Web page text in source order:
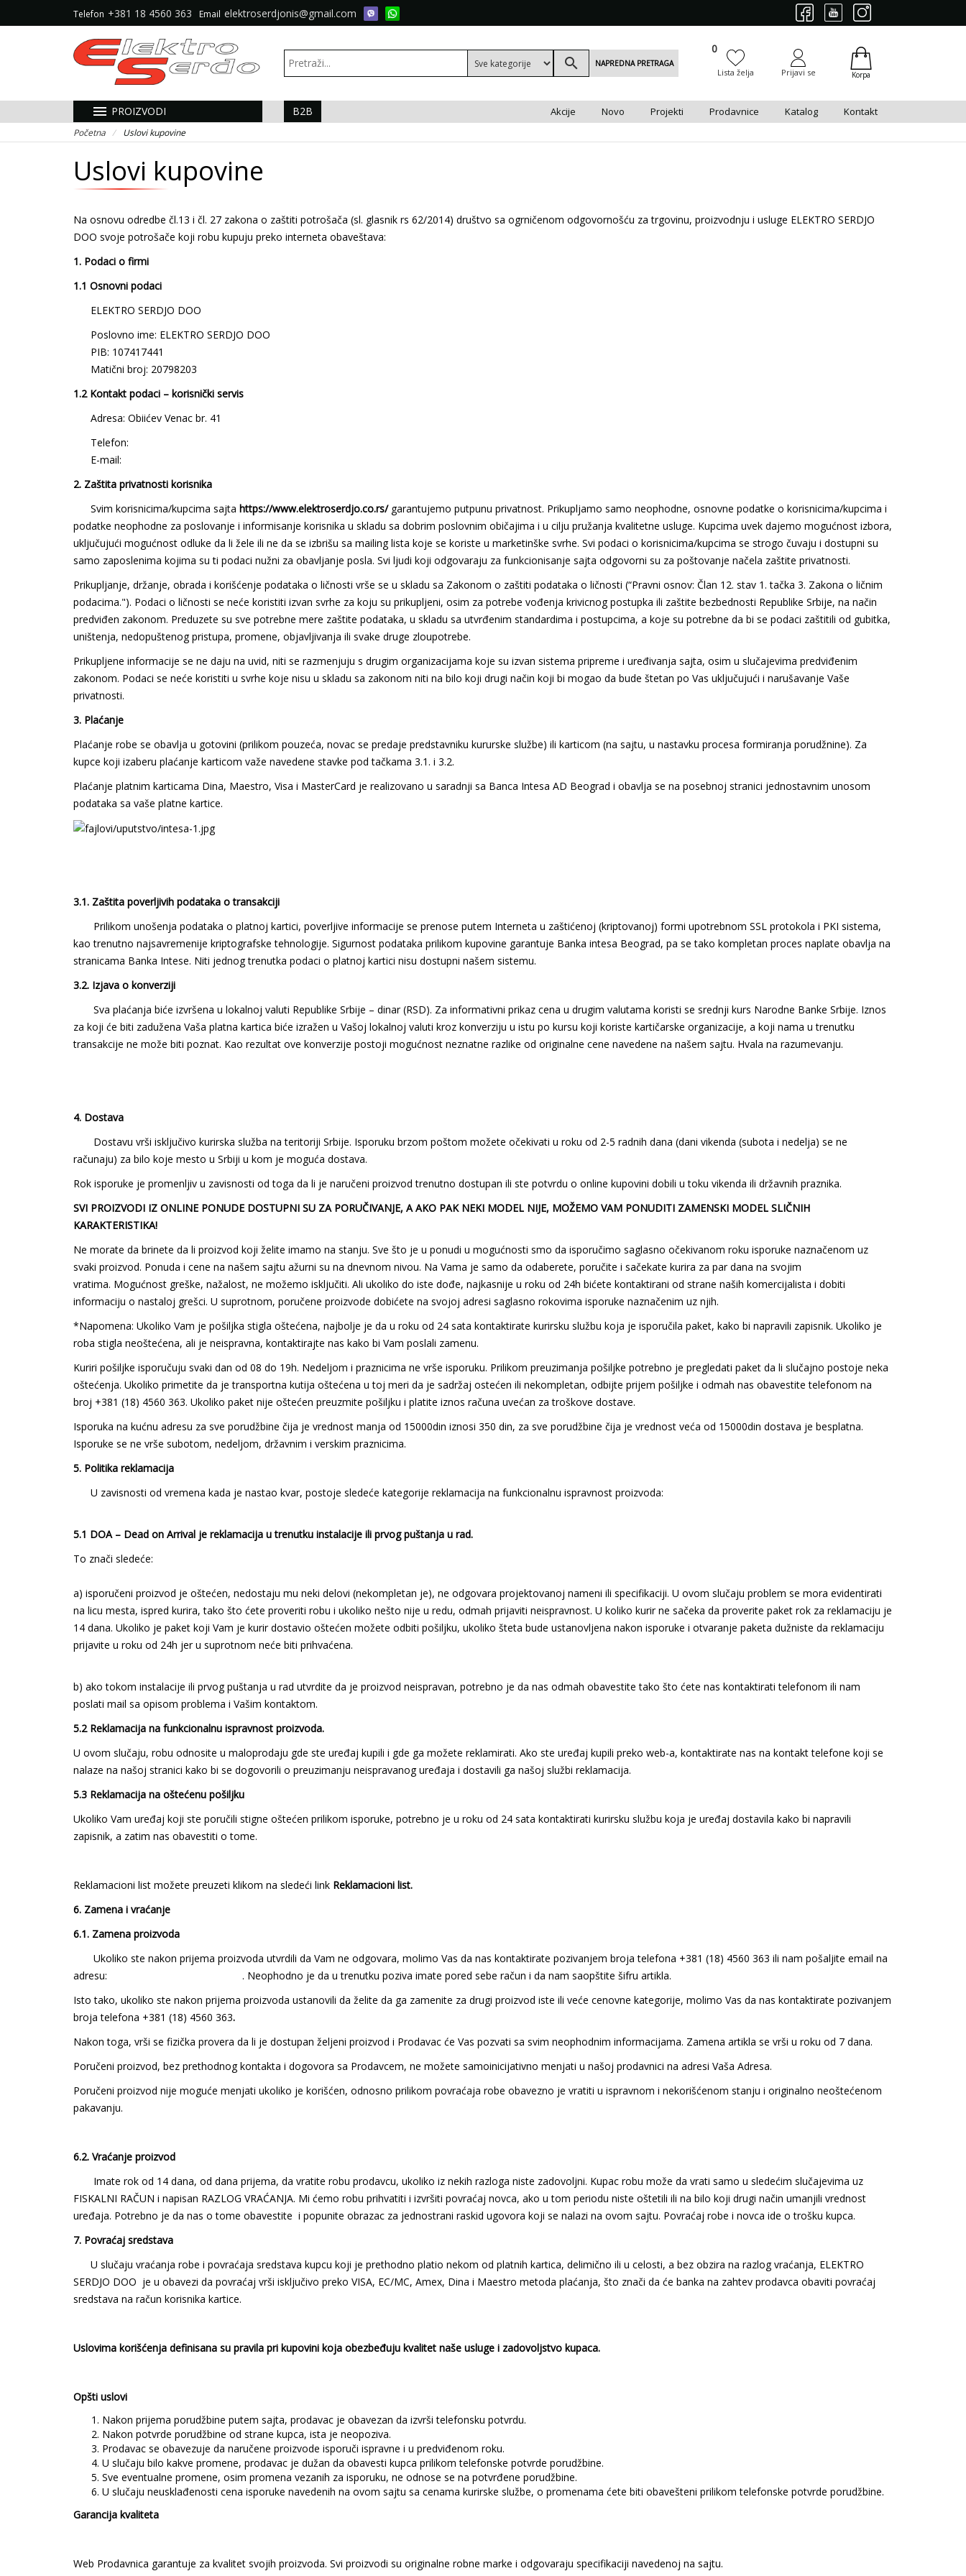
Telefon +381 18 4560 363 Email elektroserdjonis@gmail.com
search NAPREDNA PRETRAGA
0
Lista želja Prijavi se Korpa
menu PROIZVODI B2B Akcije Novo Projekti Prodavnice Katalog Kontakt
Početna Uslovi kupovine
Uslovi kupovine
Na osnovu odredbe čl.13 i čl. 27 zakona o zaštiti potrošača (sl. glasnik rs 62/2014) društvo sa ogrničenom odgovornošću za trgovinu, proizvodnju i usluge ELEKTRO SERDJO
DOO svoje potrošače koji robu kupuju preko interneta obaveštava:
1. Podaci o firmi
1.1 Osnovni podaci
ELEKTRO SERDJO DOO
Poslovno ime: ELEKTRO SERDJO DOO
PIB: 107417441
Matični broj: 20798203
1.2 Kontakt podaci – korisnički servis
Adresa: Obiićev Venac br. 41
Telefon:
E-mail:
2. Zaštita privatnosti korisnika
Svim korisnicima/kupcima sajta https://www.elektroserdjo.co.rs/garantujemo putpunu privatnost. Prikupljamo samo neophodne, osnovne podatke o korisnicima/kupcima i
podatke neophodne za poslovanje i informisanje korisnika u skladu sa dobrim poslovnim običajima i u cilju pružanja kvalitetne usluge. Kupcima uvek dajemo mogućnost izbora,
uključujući mogućnost odluke da li žele ili ne da se izbrišu sa mailing lista koje se koriste u marketinške svrhe. Svi podaci o korisnicima/kupcima se strogo čuvaju i dostupni su
samo zaposlenima kojima su ti podaci nužni za obavljanje posla. Svi ljudi koji odgovaraju za funkcionisanje sajta odgovorni su za poštovanje načela zaštite privatnosti.
Prikupljanje, držanje, obrada i korišćenje podataka o ličnosti vrše se u skladu sa Zakonom o zaštiti podataka o ličnosti (“Pravni osnov: Član 12. stav 1. tačka 3. Zakona o ličnim
podacima."). Podaci o ličnosti se neće koristiti izvan svrhe za koju su prikupljeni, osim za potrebe vođenja krivicnog postupka ili zaštite bezbednosti Republike Srbije, na način
predviđen zakonom. Preduzete su sve potrebne mere zaštite podataka, u skladu sa utvrđenim standardima i postupcima, a koje su potrebne da bi se podaci zaštitili od gubitka,
uništenja, nedopuštenog pristupa, promene, objavljivanja ili svake druge zloupotrebe.
Prikupljene informacije se ne daju na uvid, niti se razmenjuju s drugim organizacijama koje su izvan sistema pripreme i uređivanja sajta, osim u slučajevima predviđenim
zakonom. Podaci se neće koristiti u svrhe koje nisu u skladu sa zakonom niti na bilo koji drugi način koji bi mogao da bude štetan po Vas uključujući i narušavanje Vaše
privatnosti.
3. Plaćanje
Plaćanje robe se obavlja u gotovini (prilikom pouzeća, novac se predaje predstavniku kururske službe) ili karticom (na sajtu, u nastavku procesa formiranja porudžnine). Za
kupce koji izaberu plaćanje karticom važe navedene stavke pod tačkama 3.1. i 3.2.
Plaćanje platnim karticama Dina, Maestro, Visa i MasterCard je realizovano u saradnji sa Banca Intesa AD Beograd i obavlja se na posebnoj stranici jednostavnim unosom
podataka sa vaše platne kartice.
3.1. Zaštita poverljivih podataka o transakciji
Prilikom unošenja podataka o platnoj kartici, poverljive informacije se prenose putem Interneta u zaštićenoj (kriptovanoj) formi upotrebnom SSL protokola i PKI sistema,
kao trenutno najsavremenije kriptografske tehnologije. Sigurnost podataka prilikom kupovine garantuje Banka intesa Beograd, pa se tako kompletan proces naplate obavlja na
stranicama Banka Intese. Niti jednog trenutka podaci o platnoj kartici nisu dostupni našem sistemu.
3.2. Izjava o konverziji
Sva plaćanja biće izvršena u lokalnoj valuti Republike Srbije – dinar (RSD). Za informativni prikaz cena u drugim valutama koristi se srednji kurs Narodne Banke Srbije. Iznos
za koji će biti zadužena Vaša platna kartica biće izražen u Vašoj lokalnoj valuti kroz konverziju u istu po kursu koji koriste kartičarske organizacije, a koji nama u trenutku
transakcije ne može biti poznat. Kao rezultat ove konverzije postoji mogućnost neznatne razlike od originalne cene navedene na našem sajtu. Hvala na razumevanju.
4. Dostava
Dostavu vrši isključivo kurirska služba na teritoriji Srbije. Isporuku brzom poštom možete očekivati u roku od 2-5 radnih dana (dani vikenda (subota i nedelja) se ne
računaju) za bilo koje mesto u Srbiji u kom je moguća dostava.
Rok isporuke je promenljiv u zavisnosti od toga da li je naručeni proizvod trenutno dostupan ili ste potvrdu o online kupovini dobili u toku vikenda ili državnih praznika.
SVI PROIZVODI IZ ONLINE PONUDE DOSTUPNI SU ZA PORUČIVANJE, A AKO PAK NEKI MODEL NIJE, MOŽEMO VAM PONUDITI ZAMENSKI MODEL SLIČNIH
KARAKTERISTIKA!
Ne morate da brinete da li proizvod koji želite imamo na stanju. Sve što je u ponudi u mogućnosti smo da isporučimo saglasno očekivanom roku isporuke naznačenom uz
svaki proizvod. Ponuda i cene na našem sajtu ažurni su na dnevnom nivou. Na Vama je samo da odaberete, poručite i sačekate kurira za par dana na svojim
vratima. Mogućnost greške, nažalost, ne možemo isključiti. Ali ukoliko do iste dođe, najkasnije u roku od 24h bićete kontaktirani od strane naših komercijalista i dobiti
informaciju o nastaloj grešci. U suprotnom, poručene proizvode dobićete na svojoj adresi saglasno rokovima isporuke naznačenim uz njih.
*Napomena: Ukoliko Vam je pošiljka stigla oštećena, najbolje je da u roku od 24 sata kontaktirate kurirsku službu koja je isporučila paket, kako bi napravili zapisnik. Ukoliko je
roba stigla neoštećena, ali je neispravna, kontaktirajte nas kako bi Vam poslali zamenu.
Kuriri pošiljke isporučuju svaki dan od 08 do 19h. Nedeljom i praznicima ne vrše isporuku. Prilikom preuzimanja pošiljke potrebno je pregledati paket da li slučajno postoje neka
oštećenja. Ukoliko primetite da je transportna kutija oštećena u toj meri da je sadržaj ostećen ili nekompletan, odbijte prijem pošiljke i odmah nas obavestite telefonom na
broj +381 (18) 4560 363. Ukoliko paket nije oštećen preuzmite pošiljku i platite iznos računa uvećan za troškove dostave.
Isporuka na kućnu adresu za sve porudžbine čija je vrednost manja od 15000din iznosi 350 din, za sve porudžbine čija je vrednost veća od 15000din dostava je besplatna.
Isporuke se ne vrše subotom, nedeljom, državnim i verskim praznicima.
5. Politika reklamacija
U zavisnosti od vremena kada je nastao kvar, postoje sledeće kategorije reklamacija na funkcionalnu ispravnost proizvoda:
5.1 DOA – Dead on Arrival je reklamacija u trenutku instalacije ili prvog puštanja u rad.
To znači sledeće:
a) isporučeni proizvod je oštećen, nedostaju mu neki delovi (nekompletan je), ne odgovara projektovanoj nameni ili specifikaciji. U ovom slučaju problem se mora evidentirati
na licu mesta, ispred kurira, tako što ćete proveriti robu i ukoliko nešto nije u redu, odmah prijaviti neispravnost. U koliko kurir ne sačeka da proverite paket rok za reklamaciju je
14 dana. Ukoliko je paket koji Vam je kurir dostavio oštećen možete odbiti pošiljku, ukoliko šteta bude ustanovljena nakon isporuke i otvaranje paketa dužniste da reklamaciju
prijavite u roku od 24h jer u suprotnom neće biti prihvaćena.
b) ako tokom instalacije ili prvog puštanja u rad utvrdite da je proizvod neispravan, potrebno je da nas odmah obavestite tako što ćete nas kontaktirati telefonom ili nam
poslati mail sa opisom problema i Vašim kontaktom.
5.2 Reklamacija na funkcionalnu ispravnost proizvoda.
U ovom slučaju, robu odnosite u maloprodaju gde ste uređaj kupili i gde ga možete reklamirati. Ako ste uređaj kupili preko web-a, kontaktirate nas na kontakt telefone koji se
nalaze na našoj stranici kako bi se dogovorili o preuzimanju neispravanog uređaja i dostavili ga našoj službi reklamacija.
5.3 Reklamacija na oštećenu pošiljku
Ukoliko Vam uređaj koji ste poručili stigne oštećen prilikom isporuke, potrebno je u roku od 24 sata kontaktirati kurirsku službu koja je uređaj dostavila kako bi napravili
zapisnik, a zatim nas obavestiti o tome.
Reklamacioni list možete preuzeti klikom na sledeći link Reklamacioni list.
6. Zamena i vraćanje
6.1. Zamena proizvoda
Ukoliko ste nakon prijema proizvoda utvrdili da Vam ne odgovara, molimo Vas da nas kontaktirate pozivanjem broja telefona +381 (18) 4560 363 ili nam pošaljite email na
adresu:
. Neophodno je da u trenutku poziva imate pored sebe račun i da nam saopštite šifru artikla.
Isto tako, ukoliko ste nakon prijema proizvoda ustanovili da želite da ga zamenite za drugi proizvod iste ili veće cenovne kategorije, molimo Vas da nas kontaktirate pozivanjem
broja telefona +381 (18) 4560 363.
Nakon toga, vrši se fizička provera da li je dostupan željeni proizvod i Prodavac će Vas pozvati sa svim neophodnim informacijama. Zamena artikla se vrši u roku od 7 dana.
Poručeni proizvod, bez prethodnog kontakta i dogovora sa Prodavcem, ne možete samoinicijativno menjati u našoj prodavnici na adresi Vaša Adresa.
Poručeni proizvod nije moguće menjati ukoliko je korišćen, odnosno prilikom povraćaja robe obavezno je vratiti u ispravnom i nekorišćenom stanju i originalno neoštećenom
pakavanju.
6.2. Vraćanje proizvod
Imate rok od 14 dana, od dana prijema, da vratite robu prodavcu, ukoliko iz nekih razloga niste zadovoljni. Kupac robu može da vrati samo u sledećim slučajevima uz
FISKALNI RAČUN i napisan RAZLOG VRAĆANJA. Mi ćemo robu prihvatiti i izvršiti povraćaj novca, ako u tom periodu niste oštetili ili na bilo koji drugi način umanjili vrednost
uređaja. Potrebno je da nas o tome obavestite i popunite obrazac za jednostrani raskid ugovora koji se nalazi na ovom sajtu. Povraćaj robe i novca ide o trošku kupca.
7. Povraćaj sredstava
U slučaju vraćanja robe i povraćaja sredstava kupcu koji je prethodno platio nekom od platnih kartica, delimično ili u celosti, a bez obzira na razlog vraćanja, ELEKTRO
SERDJO DOO je u obavezi da povraćaj vrši isključivo preko VISA, EC/MC, Amex, Dina i Maestro metoda plaćanja, što znači da će banka na zahtev prodavca obaviti povraćaj
sredstava na račun korisnika kartice.
Uslovima korišćenja definisana su pravila pri kupovini koja obezbeđuju kvalitet naše usluge i zadovoljstvo kupaca.
Opšti uslovi
Nakon prijema porudžbine putem sajta, prodavac je obavezan da izvrši telefonsku potvrdu.
Nakon potvrde porudžbine od strane kupca, ista je neopoziva.
Prodavac se obavezuje da naručene proizvode isporuči ispravne i u predviđenom roku.
U slučaju bilo kakve promene, prodavac je dužan da obavesti kupca prilikom telefonske potvrde porudžbine.
Sve eventualne promene, osim promena vezanih za isporuku, ne odnose se na potvrđene porudžbine.
U slučaju neusklađenosti cena isporuke navedenih na ovom sajtu sa cenama kurirske službe, o promenama ćete biti obavešteni prilikom telefonske potvrde porudžbine.
Garancija kvaliteta
Web Prodavnica garantuje za kvalitet svojih proizvoda. Svi proizvodi su originalne robne marke i odgovaraju specifikaciji navedenoj na sajtu.